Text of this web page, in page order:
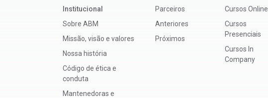
Institucional
Sobre ABM
Missão, visão e valores
Nossa história
Código de ética e
conduta
Mantenedoras e
Parceiros
Anteriores
Próximos
Cursos Online
Cursos
Presenciais
Cursos In
Company